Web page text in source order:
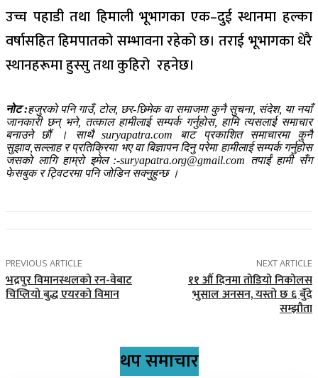
उच्च पहाडी तथा हिमाली भूभागका एक–दुई स्थानमा हल्का
वर्षासहित हिमपातको सम्भावना रहेको छ। तराई भूभागका धेरै
स्थानहरूमा हुस्सु तथा कुहिरो रहनेछ।
नोट :हजुरको पनि गाउँ, टोल, छर-छिमेक वा समाजमा कुनै सुचना, संदेश, या नयाँ
जानकारी छन् भने, तत्काल हामीलाई सम्पर्क गर्नुहोस, हामि त्यसलाई समाचार
बनाउने छौं । साथै suryapatra.com बाट प्रकाशित समाचारमा कुनै
सुझाव,सल्लाह र प्रतिक्रिया भए वा बिज्ञापन दिनु परेमा हामीलाई सम्पर्क गर्नुहोस
जसको लागि हाम्रो इमेल :-suryapatra.org@gmail.com तपाईं हामी सँग
फेसबुक र ट्विटरमा पनि जोडिन सक्नुहुन्छ ।
PREVIOUS ARTICLE
भद्रपुर विमानस्थलको रन-वेबाट
चिप्लियो बुद्ध एयरको विमान
NEXT ARTICLE
११ औँ दिनमा तोडियो निकोलस
भुसाल अनसन, यस्ताे छ ६ बुँदे
सम्झौता
थप समाचार